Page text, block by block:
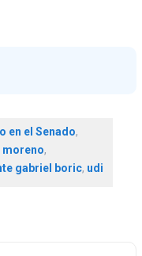
en el Senado,
moreno,
gabriel boric, udi